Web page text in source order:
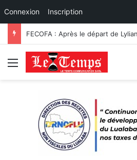
Connexion Inscription
Menu